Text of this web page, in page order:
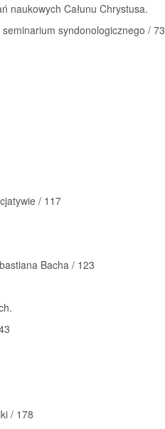
naukowych Całunu Chrystusa.
syndonologicznego / 73
/ 117
Bacha / 123
/ 178